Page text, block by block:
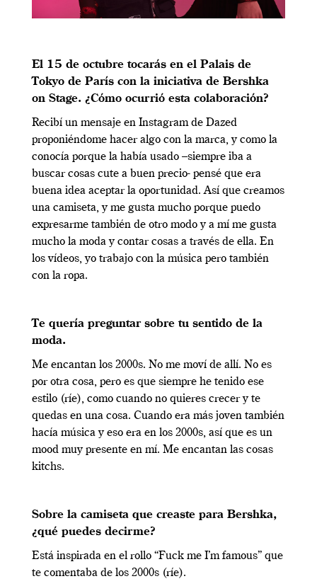
El 15 de octubre tocarás en el Palais de
Tokyo de París con la iniciativa de Bershka
on Stage. ¿Cómo ocurrió esta colaboración?
Recibí un mensaje en Instagram de Dazed
proponiéndome hacer algo con la marca, y como la
conocía porque la había usado –siempre iba a
buscar cosas cute a buen precio- pensé que era
buena idea aceptar la oportunidad. Así que creamos
una camiseta, y me gusta mucho porque puedo
expresarme también de otro modo y a mí me gusta
mucho la moda y contar cosas a través de ella. En
los vídeos, yo trabajo con la música pero también
con la ropa.
Te quería preguntar sobre tu sentido de la
moda.
Me encantan los 2000s. No me moví de allí. No es
por otra cosa, pero es que siempre he tenido ese
estilo (ríe), como cuando no quieres crecer y te
quedas en una cosa. Cuando era más joven también
hacía música y eso era en los 2000s, así que es un
mood muy presente en mí. Me encantan las cosas
kitchs.
Sobre la camiseta que creaste para Bershka,
¿qué puedes decirme?
Está inspirada en el rollo “Fuck me I’m famous” que
te comentaba de los 2000s (ríe).